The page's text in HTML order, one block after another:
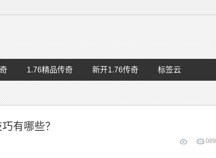
1.76精品传奇 新开1.76传奇 标签云
有哪些？
89
0